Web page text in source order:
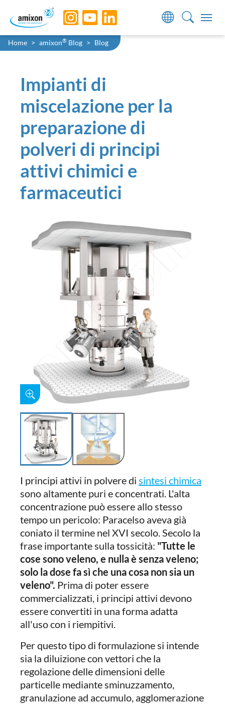
Skip to main navigation
Skip to main content
Skip to page footer
You are here:
Home amixon® Blog Blog
Impianti di
miscelazione per la
preparazione di
polveri di principi
attivi chimici e
farmaceutici
I principi attivi in polvere di sintesi chimica
sono altamente puri e concentrati. L'alta
concentrazione può essere allo stesso
tempo un pericolo: Paracelso aveva già
coniato il termine nel XVI secolo. Secolo la
frase importante sulla tossicità: "Tutte le
cose sono veleno, e nulla è senza veleno;
solo la dose fa sì che una cosa non sia un
veleno". Prima di poter essere
commercializzati, i principi attivi devono
essere convertiti in una forma adatta
all'uso con i riempitivi.
Per questo tipo di formulazione si intende
sia la diluizione con vettori che la
regolazione delle dimensioni delle
particelle mediante sminuzzamento,
granulazione ad accumulo, agglomerazione